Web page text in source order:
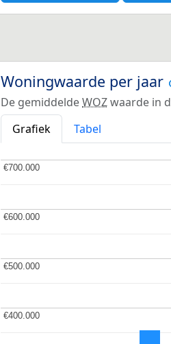
Woningwaarde per jaar
De gemiddeldeWOZwaarde in
Grafiek
Tabel
€400.000
€400.000
€500.000
€500.000
€600.000
€600.000
€700.000
€700.000